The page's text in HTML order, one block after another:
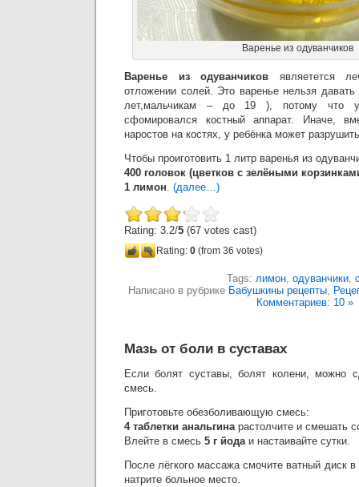
Варенье из одуванчиков
Варенье из одуванчиков являетется
отложении солей. Это варенье нельзя
лет,мальчикам – до 19 ), потому что у
сфомировался костный аппарат. Иначе,
наростов на костях, у ребёнка может
Чтобы проиготовить 1 литр варенья из
400 головок (цветков с зелёными
1 лимон. (далее…)
Rating: 3.2/5 (67 votes cast)
Rating: 0 (from 36 votes)
Tags: лимон, одуванчики,
Написано в рубрике Бабушкины рецепты,
Комментариев: 10 »
Мазь от боли в суставах
Если болят суставы, болят колени, можно
смесь.
Приготовьте обезболивающую смесь:
4 таблетки анальгинарастолчите и смешать
Влейте в смесь 5 г йодаи настаивайте сутки.
После лёгкого массажа смочите ватный диск
натрите больное место.